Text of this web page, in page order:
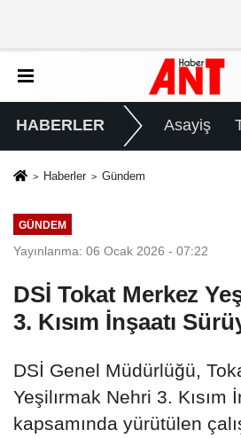
HABERLER Asayiş
Haberler Gündem
GÜNDEM
Yayınlanma: 06 Ocak 2026 - 07:22
DSİ Tokat Merkez
3. Kısım İnşaatı
DSİ Genel Müdürlüğü,
Yeşilırmak Nehri 3. Kısım
kapsamında yürütülen